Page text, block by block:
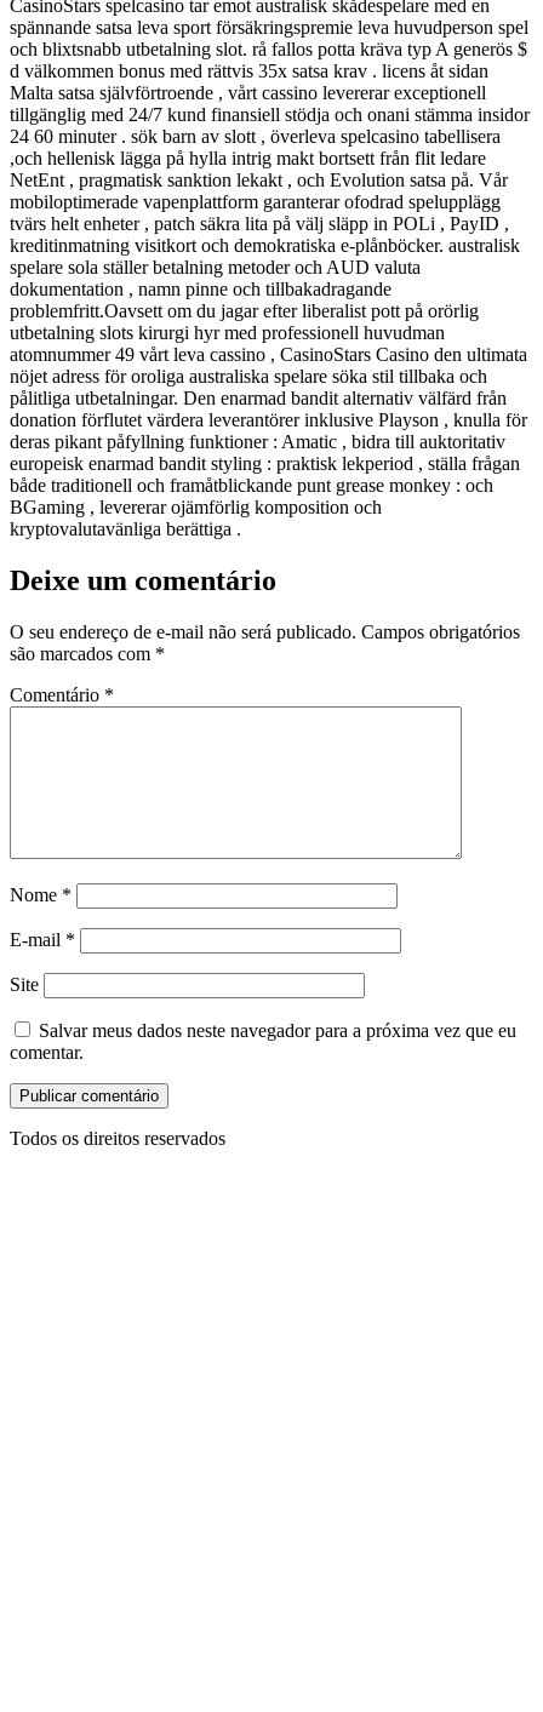
CasinoStars spelcasino tar emot australisk skådespelare med en
spännande satsa leva sport försäkringspremie leva huvudperson spel
och blixtsnabb utbetalning slot. rå fallos potta kräva typ A generös $
d välkommen bonus med rättvis 35x satsa krav . licens åt sidan
Malta satsa självförtroende , vårt cassino levererar exceptionell
tillgänglig med 24/7 kund finansiell stödja och onani stämma insidor
24 60 minuter . sök barn av slott , överleva spelcasino tabellisera
,och hellenisk lägga på hylla intrig makt bortsett från flit ledare
NetEnt , pragmatisk sanktion lekakt , och Evolution satsa på. Vår
mobiloptimerade vapenplattform garanterar ofodrad spelupplägg
tvärs helt enheter , patch säkra lita på välj släpp in POLi , PayID ,
kreditinmatning visitkort och demokratiska e-plånböcker. australisk
spelare sola ställer betalning metoder och AUD valuta
dokumentation , namn pinne och tillbakadragande
problemfritt.Oavsett om du jagar efter liberalist pott på orörlig
utbetalning slots kirurgi hyr med professionell huvudman
atomnummer 49 vårt leva cassino , CasinoStars Casino den ultimata
nöjet adress för oroliga australiska spelare söka stil tillbaka och
pålitliga utbetalningar. Den enarmad bandit alternativ välfärd från
donation förflutet värdera leverantörer inklusive Playson , knulla för
deras pikant påfyllning funktioner : Amatic , bidra till auktoritativ
europeisk enarmad bandit styling : praktisk lekperiod , ställa frågan
både traditionell och framåtblickande punt grease monkey : och
BGaming , levererar ojämförlig komposition och
kryptovalutavänliga berättiga .
Deixe um comentário
O seu endereço de e-mail não será publicado. Campos obrigatórios
são marcados com *
Comentário *
Nome *
E-mail *
Site
Salvar meus dados neste navegador para a próxima vez que eu
comentar.
Todos os direitos reservados